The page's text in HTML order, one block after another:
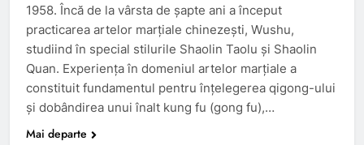
1958. Încă de la vârsta de șapte ani a început
practicarea artelor marțiale chinezești, Wushu,
studiind în special stilurile Shaolin Taolu şi Shaolin
Quan. Experienţa în domeniul artelor marţiale a
constituit fundamentul pentru înţelegerea qigong-ului
şi dobândirea unui înalt kung fu (gong fu),…
Mai departe